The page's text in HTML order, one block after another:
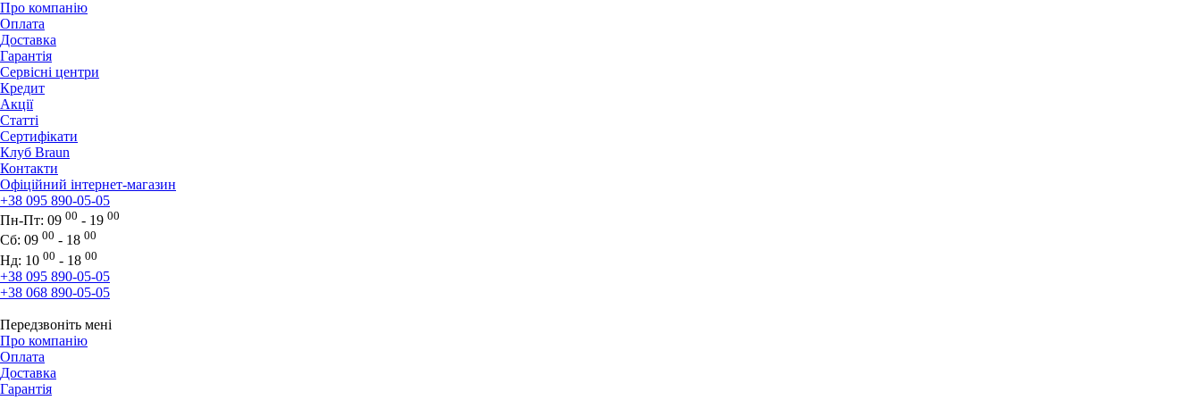
Про компанію
Оплата
Доставка
Гарантія
Сервісні центри
Кредит
Акції
Статті
Сертифікати
Клуб Braun
Контакти
Офіційний інтернет-магазин
+38 095 890-05-05
Пн-Пт: 09 00 - 19 00
Сб: 09 00 - 18 00
Нд: 10 00 - 18 00
+38 095 890-05-05
+38 068 890-05-05
Передзвоніть мені
Про компанію
Оплата
Доставка
Гарантія